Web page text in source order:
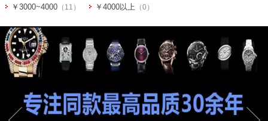
￥3000~4000（11） ￥4000以上 （0）